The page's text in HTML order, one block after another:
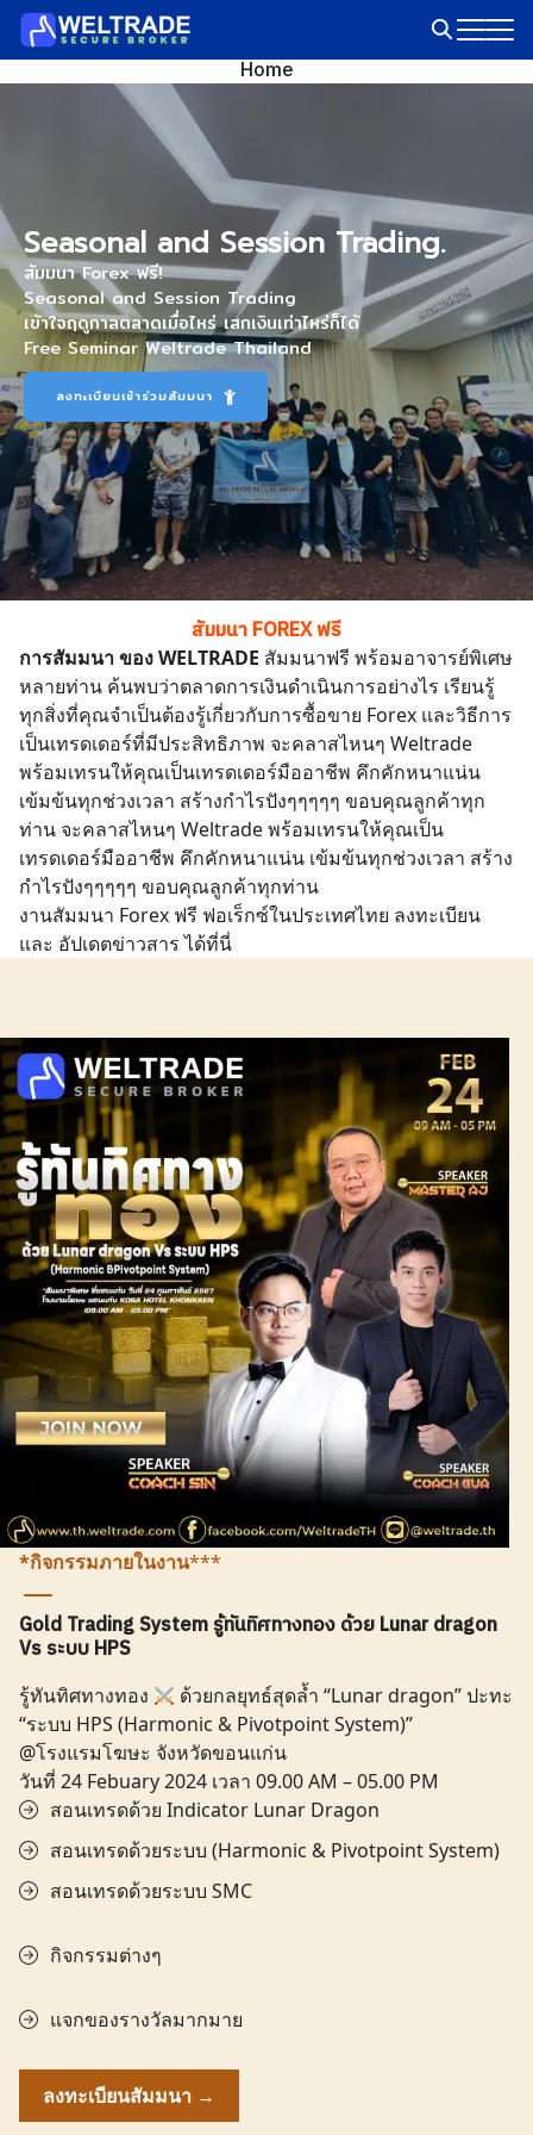
Skip
Search
for:
Home
Seasonal and Session Trading.
​สัมมนา Forex ฟรี!
Seasonal and Session Trading
เข้าใจฤดูกาลตลาดเมื่อไหร่ เสกเงินเท่าไหร่ก็ได้
Free Seminar Weltrade Thailand
ลงทะเบียนเข้าร่วมสัมมนา
สัมมนา FOREX ฟรี
การสัมมนา ของ WELTRADE สัมมนาฟรี พร้อมอาจารย์พิเศษ
หลายท่าน ค้นพบว่าตลาดการเงินดำเนินการอย่างไร เรียนรู้
ทุกสิ่งที่คุณจำเป็นต้องรู้เกี่ยวกับการซื้อขาย Forex และวิธีการ
เป็นเทรดเดอร์ที่มีประสิทธิภาพ จะคลาสไหนๆ Weltrade
พร้อมเทรนให้คุณเป็นเทรดเดอร์มืออาชีพ คึกคักหนาแน่น
เข้มข้นทุกช่วงเวลา สร้างกำไรปังๆๆๆๆๆ ขอบคุณลูกค้าทุก
ท่าน จะคลาสไหนๆ Weltrade พร้อมเทรนให้คุณเป็น
เทรดเดอร์มืออาชีพ คึกคักหนาแน่น เข้มข้นทุกช่วงเวลา สร้าง
กำไรปังๆๆๆๆๆ ขอบคุณลูกค้าทุกท่าน
งานสัมมนา Forex ฟรี ฟอเร็กซ์ในประเทศไทย ลงทะเบียน
และ อัปเดตข่าวสาร ได้ที่นี่
*กิจกรรมภายในงาน***
Gold Trading System รู้ทันทิศทางทอง ด้วย Lunar dragon
Vs ระบบ HPS
รู้ทันทิศทางทอง
ด้วยกลยุทธ์สุดล้ำ “Lunar dragon” ปะทะ
“ระบบ HPS (Harmonic & Pivotpoint System)”
@โรงแรมโฆษะ จังหวัดขอนแก่น
วันที่ 24 Febuary 2024 เวลา 09.00 AM – 05.00 PM
สอนเทรดด้วย Indicator Lunar Dragon
สอนเทรดด้วยระบบ (Harmonic & Pivotpoint System)
สอนเทรดด้วยระบบ SMC
กิจกรรมต่างๆ
แจกของรางวัลมากมาย
ลงทะเบียนสัมมนา →